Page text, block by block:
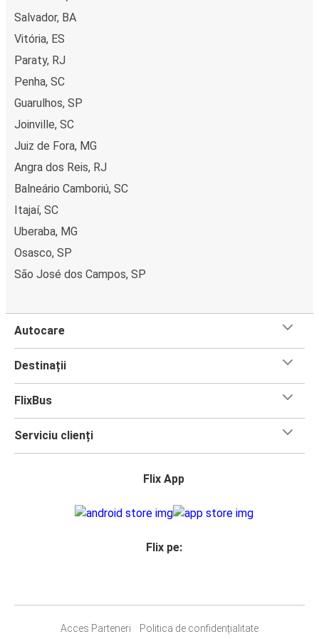
pe ruta Joinville, poți alege între diferite metode sigure
de plată online, cum ar fi card de credit, PayPal, Google și
Apple Pay. Alternativ, poți plăti în numerar la bordul
Salvador, BA
Vitória, ES
Paraty, RJ
Penha, SC
Guarulhos, SP
Joinville, SC
Juiz de Fora, MG
Angra dos Reis, RJ
Balneário Camboriú, SC
Itajaí, SC
Uberaba, MG
Osasco, SP
São José dos Campos, SP
Autocare
Destinații
FlixBus
Serviciu clienți
Flix App
Flix pe:
Acces Parteneri Politica de confidențialitate